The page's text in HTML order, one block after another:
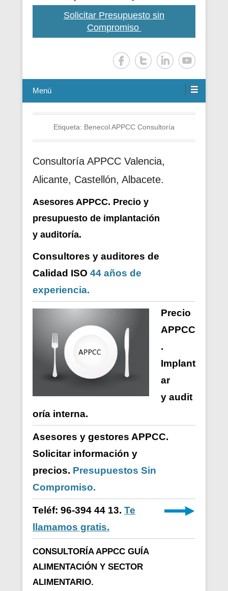
Solicitar Presupuesto sin
Compromiso
Menú
Etiqueta: Benecol APPCC Consultoría
Consultoría APPCC Valencia,
Alicante, Castellón, Albacete.
Asesores APPCC. Precio y
presupuesto de implantación
y auditoría.
Consultores y auditores de
Calidad ISO 44 años de
experiencia.
Precio
APPCC
.
Implant
ar
y audit
oría interna.
Asesores y gestores APPCC.
Solicitar información y
precios. Presupuestos Sin
Compromiso.
Teléf: 96-394 44 13. Te
llamamos gratis.
CONSULTORÍA APPCC GUÍA
ALIMENTACIÓN Y SECTOR
ALIMENTARIO.